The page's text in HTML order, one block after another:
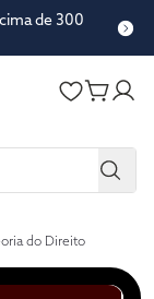
de 300
do Direito